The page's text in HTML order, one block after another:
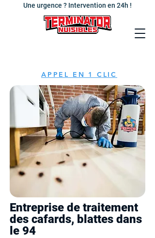
Une urgence ? Intervention en 24h !
APPEL EN 1 CLIC
Entreprise de traitement
des cafards, blattes dans
le 94